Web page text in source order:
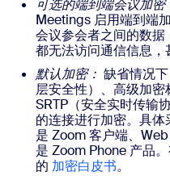
可选的端到端会议加密
Meetings 启用端到端
会议参会者之间的数
都无法访问通信信息，
默认加密： 缺省情况
层安全性）、高级加
SRTP（安全实时传输
的连接进行加密。具
是 Zoom 客户端、
是 Zoom Phone 产品
的 加密白皮书。